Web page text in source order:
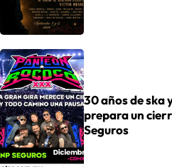
30 años de ska
prepara un
Seguros